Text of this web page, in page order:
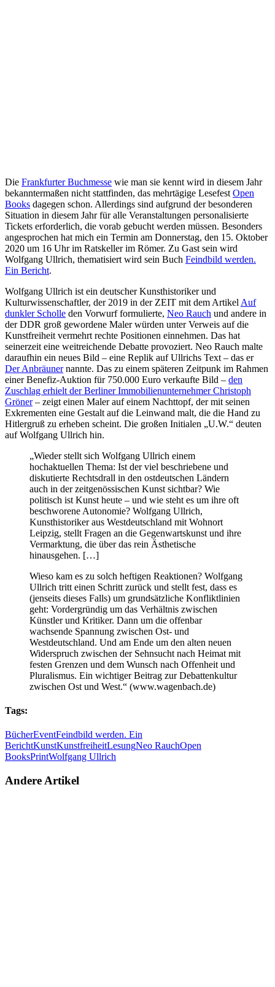
Die Frankfurter Buchmesse wie man sie kennt wird in diesem Jahr
bekanntermaßen nicht stattfinden, das mehrtägige Lesefest Open
Books dagegen schon. Allerdings sind aufgrund der besonderen
Situation in diesem Jahr für alle Veranstaltungen personalisierte
Tickets erforderlich, die vorab gebucht werden müssen. Besonders
angesprochen hat mich ein Termin am Donnerstag, den 15. Oktober
2020 um 16 Uhr im Ratskeller im Römer. Zu Gast sein wird
Wolfgang Ullrich, thematisiert wird sein Buch Feindbild werden.
Ein Bericht.
Wolfgang Ullrich ist ein deutscher Kunsthistoriker und
Kulturwissenschaftler, der 2019 in der ZEIT mit dem Artikel Auf
dunkler Scholle den Vorwurf formulierte, Neo Rauch und andere in
der DDR groß gewordene Maler würden unter Verweis auf die
Kunstfreiheit vermehrt rechte Positionen einnehmen. Das hat
seinerzeit eine weitreichende Debatte provoziert. Neo Rauch malte
daraufhin ein neues Bild – eine Replik aufUllrichs Text – das er
Der Anbräunernannte. Das zu einem späteren Zeitpunk im Rahmen
einer Benefiz-Auktion für 750.000 Euro verkaufte Bild – den
Zuschlag erhielt der Berliner Immobilienunternehmer Christoph
Gröner– zeigt einen Maler auf einem Nachttopf, der mit seinen
Exkrementen eine Gestalt auf die Leinwand malt, die die Hand zu
Hitlergruß zu erheben scheint. Die großen Initialen „U.W.“ deuten
auf Wolfgang Ullrich hin.
„Wieder stellt sich Wolfgang Ullrich einem
hochaktuellen Thema: Ist der viel beschriebene und
diskutierte Rechtsdrall in den ostdeutschen Ländern
auch in der zeitgenössischen Kunst sichtbar? Wie
politisch ist Kunst heute – und wie steht es um ihre oft
beschworene Autonomie? Wolfgang Ullrich,
Kunsthistoriker aus Westdeutschland mit Wohnort
Leipzig, stellt Fragen an die Gegenwartskunst und ihre
Vermarktung, die über das rein Ästhetische
hinausgehen. […]
Wieso kam es zu solch heftigen Reaktionen? Wolfgang
Ullrich tritt einen Schritt zurück und stellt fest, dass es
(jenseits dieses Falls) um grundsätzliche Konfliktlinien
geht: Vordergründig um das Verhältnis zwischen
Künstler und Kritiker. Dann um die offenbar
wachsende Spannung zwischen Ost- und
Westdeutschland. Und am Ende um den alten neuen
Widerspruch zwischen der Sehnsucht nach Heimat mit
festen Grenzen und dem Wunsch nach Offenheit und
Pluralismus. Ein wichtiger Beitrag zur Debattenkultur
zwischen Ost und West.“ (www.wagenbach.de)
Tags:
BücherEventFeindbild werden. Ein
BerichtKunstKunstfreiheitLesungNeo RauchOpen
BooksPrintWolfgang Ullrich
Andere Artikel